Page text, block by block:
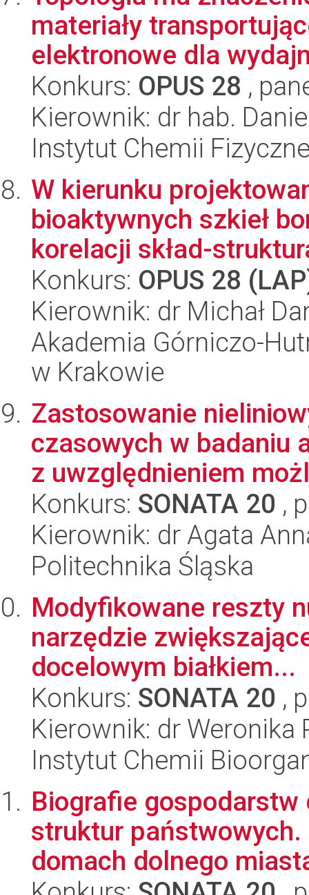
materiały
elektronowe dla
Konkurs: OPUS 28 ,
Kierownik: dr hab.
Instytut Chemii
W kierunku
bioaktywnych szkieł
korelacji skład-
Konkurs: OPUS 28
Kierownik: dr Michał
Akademia Górniczo-
w Krakowie
Zastosowanie
czasowych w badaniu
z uwzględnieniem
Konkurs: SONATA 20 ,
Kierownik: dr Agata
Politechnika Śląska
Modyfikowane reszty
narzędzie
docelowym białkiem...
Konkurs: SONATA 20 ,
Kierownik: dr Weronika
Instytut Chemii
Biografie
struktur
domach dolnego